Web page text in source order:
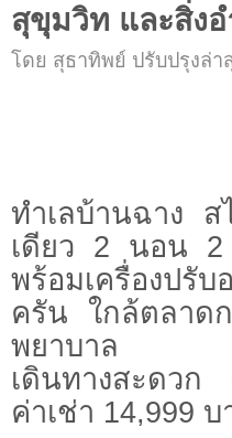
สุขุมวิท และสิ่ง
โดย สุธาทิพย์ ปรับปรุงล่า
ทำเลบ้านฉาง
เดียว 2 นอน
พร้อมเครื่องปรั
ครัน ใกล้ตลาด
พยาบาล
เดินทางสะดว
ค่าเช่า 14,999